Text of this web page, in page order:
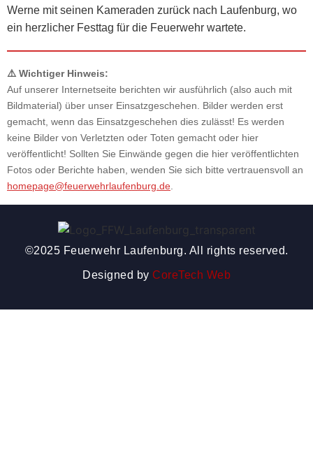
Werne mit seinen Kameraden zurück nach Laufenburg, wo
ein herzlicher Festtag für die Feuerwehr wartete.
⚠️ Wichtiger Hinweis:
Auf unserer Internetseite berichten wir ausführlich (also auch mit
Bildmaterial) über unser Einsatzgeschehen. Bilder werden erst
gemacht, wenn das Einsatzgeschehen dies zulässt! Es werden
keine Bilder von Verletzten oder Toten gemacht oder hier
veröffentlicht! Sollten Sie Einwände gegen die hier veröffentlichten
Fotos oder Berichte haben, wenden Sie sich bitte vertrauensvoll an
homepage@feuerwehrlaufenburg.de
©2025 Feuerwehr Laufenburg. All rights reserved.
Designed by CoreTech Web